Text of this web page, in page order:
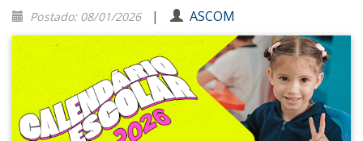
Postado: 08/01/2026 | ASCOM